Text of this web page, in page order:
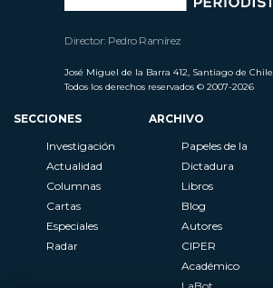
Director: Pedro Ramírez
José Miguel de la Barra 412, Santiago de Chile
Todos los derechos reservados © 2007-2026
SECCIONES
Investigación
Actualidad
Columnas
Cartas
Especiales
Radar
ARCHIVO
Papeles de la
Dictadura
Libros
Blog
Autores
CIPER
Académico